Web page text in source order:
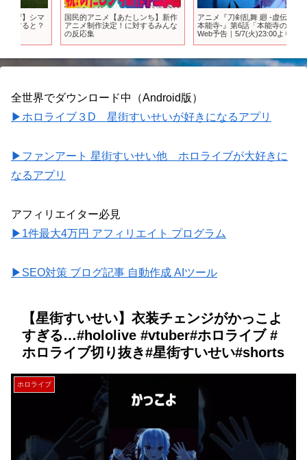
国民的アニメ【あたしンち】新作
アニメ制作決定！に対するみんな
アニメ『刀剣乱舞 廻 -虚伝 燃ゆる
本能寺-』第6話「本能寺の変」
Web予告｜5/7(火)23:00より
全世界でダウンロード中（Android版）
▶ホロライブ３D 星街すいせいが好きになるアプリ
▶ファンアート 星街すいせい他 ホロライブが大好きに
なるアプリ
アフィリエイター必見
▶1件最大4万円 アフィリエイト プログラム
▶SEO対策 ブログ記事 自動作成 AIツール
【星街すいせい】衣装チェンジがかっこよ
すぎる…#hololive #vtuber#ホロライブ #
ホロライブ切り抜き#星街すいせい#shorts
ホロライブ